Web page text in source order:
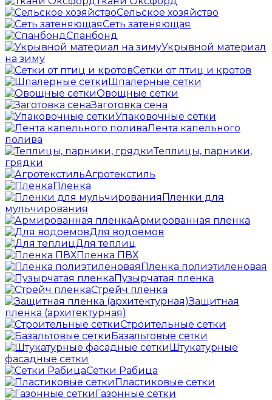
Сельское хозяйство
Сеть затеняющая
Спанбонд
Укрывной материал
на зиму
Сетки от птиц и кротов
Шпалерные сетки
Овощные сетки
Заготовка сена
Упаковочные сетки
Лента капельного
полива
Теплицы, парники,
грядки
Агротекстиль
Пленка
Пленки для
мульчирования
Армированная пленка
Для водоемов
Для теплиц
Пленка ПВХ
Пленка полиэтиленовая
Пузырчатая пленка
Cтрейч пленка
Защитная
пленка (архитектурная)
Строительные сетки
Базальтовые сетки
Штукатурные
фасадные сетки
Сетки Рабица
Пластиковые сетки
Газонные сетки